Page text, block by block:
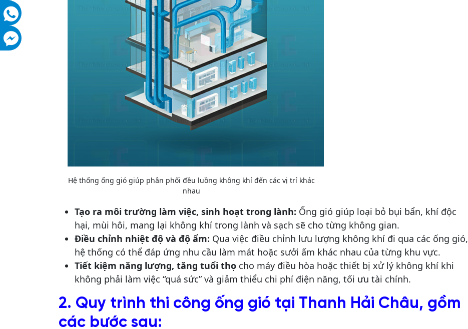
Hệ thống ống gió giúp phân phối đều luồng không khí đến các vị trí khác
nhau
Tạo ra môi trường làm việc, sinh hoạt trong lành: Ống gió giúp loại bỏ bụi bẩn, khí độc
hại, mùi hôi, mang lại không khí trong lành và sạch sẽ cho từng không gian.
Điều chỉnh nhiệt độ và độ ẩm: Qua việc điều chỉnh lưu lượng không khí đi qua các ống gió,
hệ thống có thể đáp ứng nhu cầu làm mát hoặc sưởi ấm khác nhau của từng khu vực.
Tiết kiệm năng lượng, tăng tuổi thọ cho máy điều hòa hoặc thiết bị xử lý không khí khi
không phải làm việc “quá sức” và giảm thiểu chi phí điện năng, tối ưu tài chính.
2. Quy trình thi công ống gió tại Thanh Hải Châu, gồm
các bước sau: